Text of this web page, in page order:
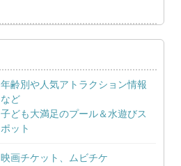
年齢別や人気アトラクション情報
など
子ども大満足のプール＆水遊びス
ポット
映画チケット、ムビチケ